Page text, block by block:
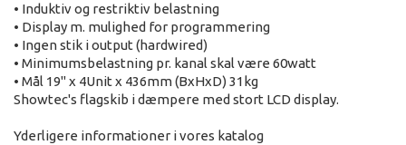
• Induktiv og restriktiv belastning
• Display m. mulighed for programmering
• Ingen stik i output (hardwired)
• Minimumsbelastning pr. kanal skal være 60watt
• Mål 19" x 4Unit x 436mm (BxHxD) 31kg
Showtec's flagskib i dæmpere med stort LCD display.
Yderligere informationer i vores katalog